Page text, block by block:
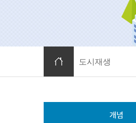
홈으로 이동
도시재생
개념